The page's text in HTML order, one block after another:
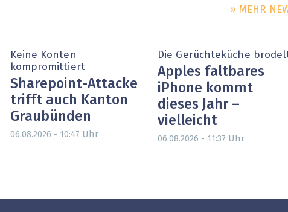
» MEHR
Keine Konten
kompromittiert
Sharepoint-Attacke
trifft auch Kanton
Graubünden
06.08.2026 - 10:47 Uhr
Die Gerüchteküche
Apples faltbares
iPhone kommt
dieses Jahr –
vielleicht
06.08.2026 - 11:37 Uhr